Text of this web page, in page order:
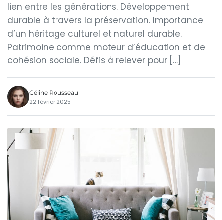
lien entre les générations. Développement
durable à travers la préservation. Importance
d’un héritage culturel et naturel durable.
Patrimoine comme moteur d’éducation et de
cohésion sociale. Défis à relever pour […]
Céline Rousseau
22 février 2025